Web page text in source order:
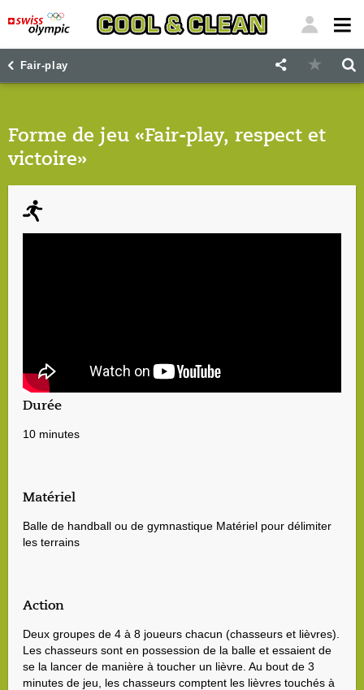
Fair-play
Forme de jeu «Fair-play, respect et
victoire»
Durée
10 minutes
Matériel
Balle de handball ou de gymnastique Matériel pour délimiter
les terrains
Action
Deux groupes de 4 à 8 joueurs chacun (chasseurs et lièvres).
Les chasseurs sont en possession de la balle et essaient de
se la lancer de manière à toucher un lièvre. Au bout de 3
minutes de jeu, les chasseurs comptent les lièvres touchés à